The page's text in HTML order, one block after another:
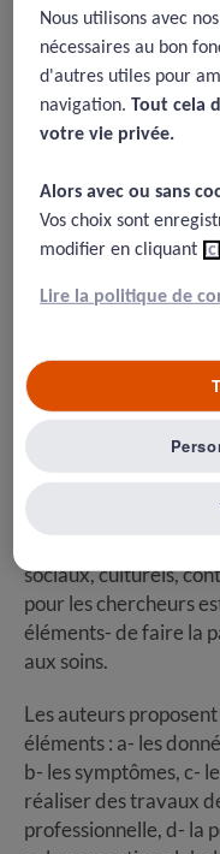
de vie dans
17/12/2018
Wilson, I. B., & Cleary, P.
health-related quality of
Résumé
utilisée dans les
Qualité des soins. On
fiables. Pour autant,
le soin avec l’impact
Le modèle de qualité
sociaux, culturels,
pour les chercheurs
éléments- de faire la
aux soins.
Les auteurs
éléments : a- les
b- les symptômes, c-
réaliser des travaux
professionnelle, d- la
Nous utilisons avec
nécessaires au bon
d'autres utiles pour
navigation.Tout cela
votre vie privée.​
Alors avec ou sans
Vos choix sont
modifier en cliquant ici
Lire la politique de